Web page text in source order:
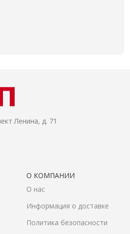
Ленина, д. 71
О КОМПАНИИ
О нас
Информация о доставке
Политика безопасности